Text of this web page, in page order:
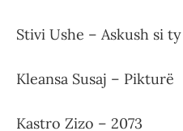
Stivi Ushe – Askush si ty
Kleansa Susaj – Pikturë
Kastro Zizo – 2073